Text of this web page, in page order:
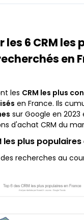
les 6 CRM les
en
les CRM les plus
en France. Ils
sur Google en
d'achat CRM du
les plus
recherches au